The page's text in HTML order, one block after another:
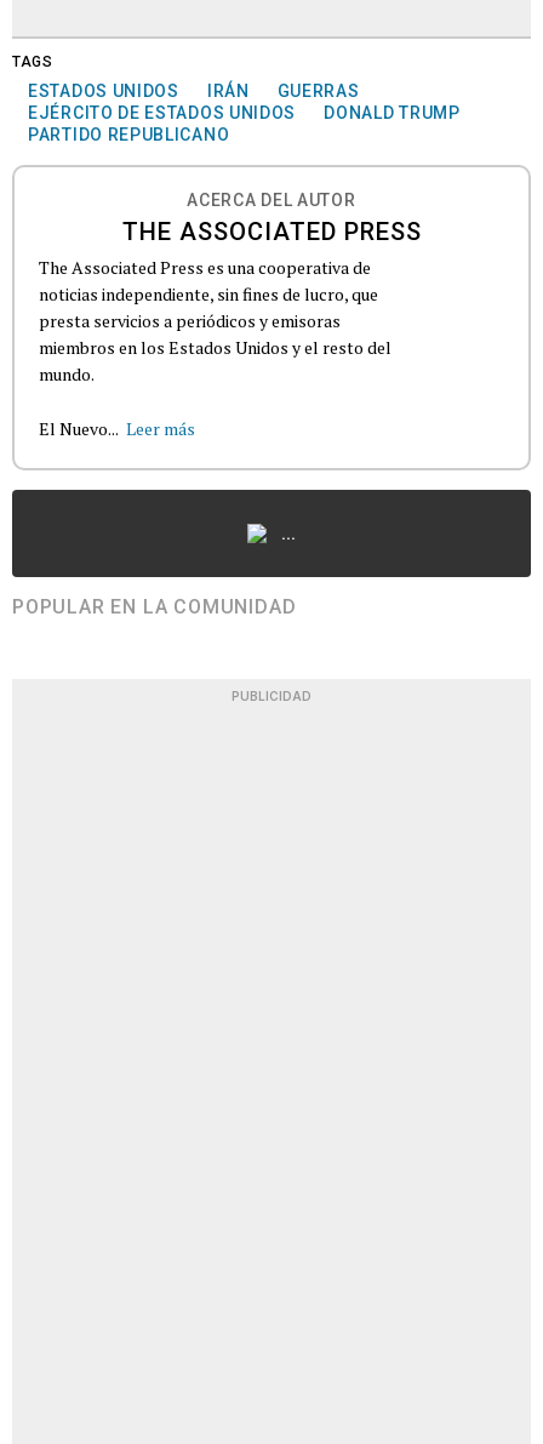
TAGS
ESTADOS UNIDOS IRÁN
GUERRAS
EJÉRCITO DE ESTADOS UNIDOS
DONALD TRUMP
PARTIDO REPUBLICANO
ACERCA DEL AUTOR
THE ASSOCIATED PRESS
The Associated Press es una cooperativa de
noticias independiente, sin fines de lucro, que
presta servicios a periódicos y emisoras
miembros en los Estados Unidos y el resto del
mundo.
El Nuevo... Leer más
...
POPULAR EN LA COMUNIDAD
PUBLICIDAD